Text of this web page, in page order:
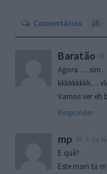
Comentários 25
Baratão
Agora … sim ..
kkkkkkkkk…
Vamos ver eh
Responder
mp
E quê?
Este msm ta